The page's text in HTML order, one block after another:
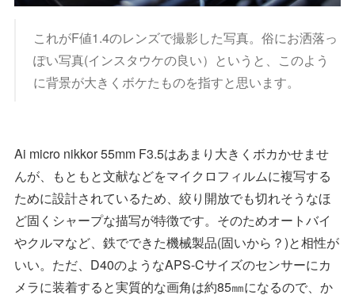
これがF値1.4のレンズで撮影した写真。俗にお洒落っ
ぽい写真(インスタウケの良い）というと、このよう
に背景が大きくボケたものを指すと思います。
Ai micro nikkor 55mm F3.5はあまり大きくボカかせませ
んが、もともと文献などをマイクロフィルムに複写する
ために設計されているため、絞り開放でも切れそうなほ
ど固くシャープな描写が特徴です。そのためオートバイ
やクルマなど、鉄でできた機械製品(固いから？)と相性が
いい。ただ、D40のようなAPS-Cサイズのセンサーにカ
メラに装着すると実質的な画角は約85㎜になるので、か